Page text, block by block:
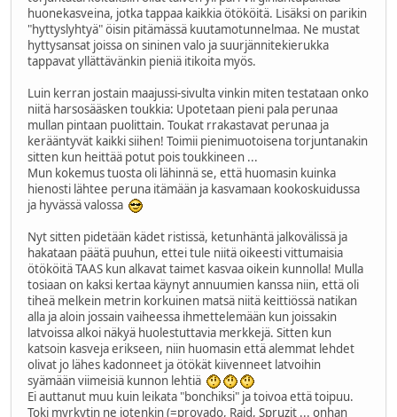
huonekasveina, jotka tappaa kaikkia ötököitä. Lisäksi on parikin
"hyttyslyhtyä" öisin pitämässä kuutamotunnelmaa. Ne mustat
hyttysansat joissa on sininen valo ja suurjännitekierukka
tappavat yllättävänkin pieniä itikoita myös.
Luin kerran jostain maajussi-sivulta vinkin miten testataan onko
niitä harsosääsken toukkia: Upotetaan pieni pala perunaa
mullan pintaan puolittain. Toukat rrakastavat perunaa ja
kerääntyvät kaikki siihen! Toimii pienimuotoisena torjuntanakin
sitten kun heittää potut pois toukkineen ...
Mun kokemus tuosta oli lähinnä se, että huomasin kuinka
hienosti lähtee peruna itämään ja kasvamaan kookoskuidussa
ja hyvässä valossa
Nyt sitten pidetään kädet ristissä, ketunhäntä jalkovälissä ja
hakataan päätä puuhun, ettei tule niitä oikeesti vittumaisia
ötököitä TAAS kun alkavat taimet kasvaa oikein kunnolla! Mulla
tosiaan on kaksi kertaa käynyt annuumien kanssa niin, että oli
tiheä melkein metrin korkuinen matsä niitä keittiössä natikan
alla ja aloin jossain vaiheessa ihmettelemään kun joissakin
latvoissa alkoi näkyä huolestuttavia merkkejä. Sitten kun
katsoin kasveja erikseen, niin huomasin että alemmat lehdet
olivat jo lähes kadonneet ja ötökät kiivenneet latvoihin
syämään viimeisiä kunnon lehtiä
Ei auttanut muu kuin leikata "bonchiksi" ja toivoa että toipuu.
Toki myrkytin ne jotenkin (=provado, Raid, Spruzit ... onhan